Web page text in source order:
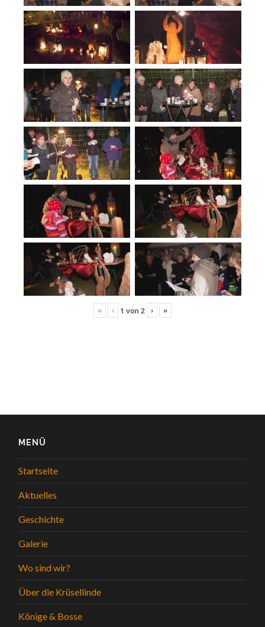
« ‹ 1 von 2 › »
MENÜ
Startseite
Aktuelles
Geschichte
Galerie
Wo sind wir?
Über die Krüsellinde
Könige & Bosse